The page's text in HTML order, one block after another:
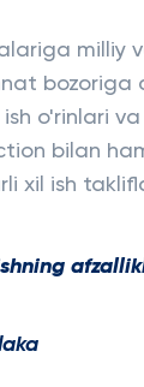
milliy
bozoriga
ish o'rinlari
bilan
xil ish